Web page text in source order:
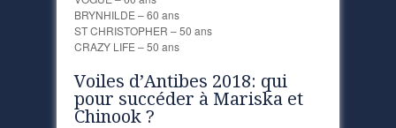
BRYNHILDE – 60 ans
ST CHRISTOPHER – 50 ans
CRAZY LIFE – 50 ans
Voiles d’Antibes 2018: qui
pour succéder à Mariska et
Chinook ?